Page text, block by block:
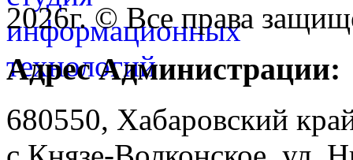
2026г. © Все права
Адрес Администрации:
680550, Хабаровский